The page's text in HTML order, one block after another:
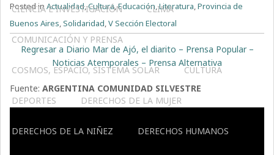
CIENCIA E INVESTIGACIÓN CLIMA
COMUNICACIÓN Y PRENSA
COSMOS, ESPACIO, SISTEMA SOLAR CULTURA
DEPORTES DERECHOS DE LA MUJER
DERECHOS DE LA NIÑEZ DERECHOS HUMANOS
Posted inActualidad,Cultura,Educación,Literatura,Provincia de
Buenos Aires,Solidaridad,V Sección Electoral
Regresar a Diario Mar de Ajó, el diarito – Prensa Popular –
Noticias Atemporales – Prensa Alternativa
Fuente:ARGENTINA COMUNIDAD SILVESTRE